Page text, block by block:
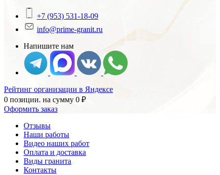
+7 (953) 531-18-09
info@prime-granit.ru
Напишите нам
Рейтинг организации в Яндексе
0 позиции. на сумму 0 ₽
Оформить заказ
Отзывы
Наши работы
Видео наших работ
Оплата и доставка
Виды гранита
Контакты